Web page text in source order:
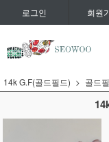
로그인 회원
14k G.F(골드필드) 골드